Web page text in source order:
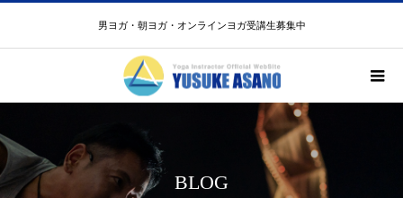
男ヨガ・朝ヨガ・オンラインヨガ受講生募集中
BLOG